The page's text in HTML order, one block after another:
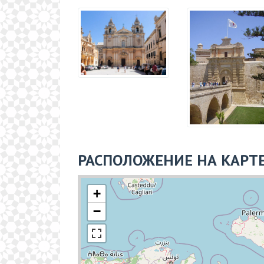
РАСПОЛОЖЕНИЕ НА
+
−